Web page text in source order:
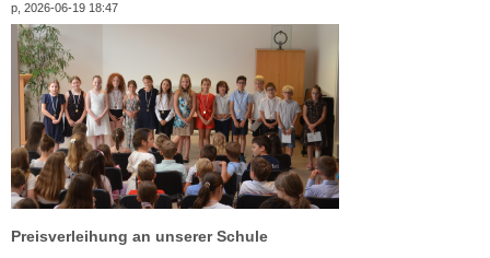
p, 2026-06-19 18:47
Preisverleihung an unserer Schule